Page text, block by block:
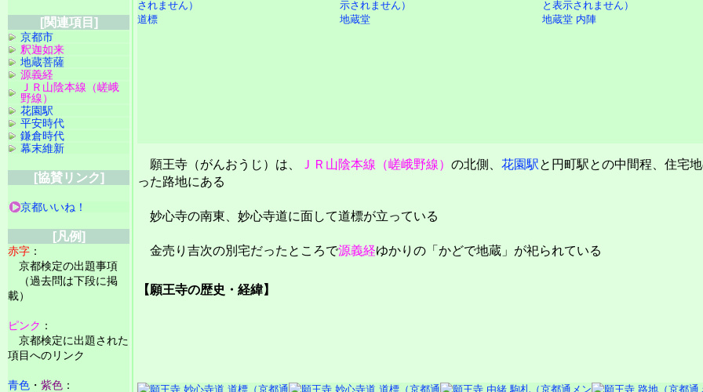
道標 地蔵堂 地蔵堂 内陣
願王寺（がんおうじ）は、 ＪＲ山陰本線（嵯峨野線） の北側、 花園駅と円町駅との中間程、住宅
った路地にある
妙心寺の南東、妙心寺道に面して道標が立っている
金売り吉次の別宅だったところで源義経ゆかりの「かどで地蔵」が祀られている
【願王寺の歴史・経緯】
[関連項目]
京都市
釈迦如来
地蔵菩薩
源義経
ＪＲ山陰本線（嵯峨
野線）
花園駅
平安時代
鎌倉時代
幕末維新
[協賛リンク]
京都いいね！
[凡例]
赤字 ：
京都検定の出題事項
（過去問は下段に掲
載）
ピンク ：
京都検定に出題された
項目へのリンク
青色 ・ 紫色 ：